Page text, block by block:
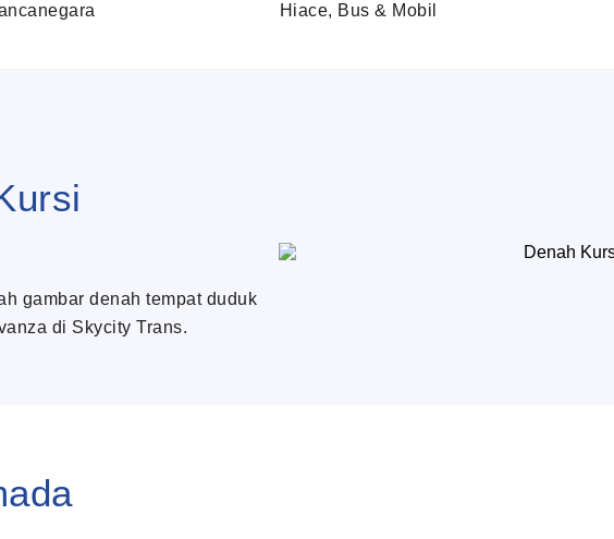
Hiace, Bus & Mobil
gambar denah tempat duduk
di Skycity Trans.